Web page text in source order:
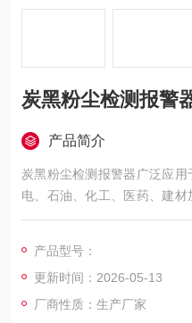
炭黑粉尘检测报警
产品简介
炭黑粉尘检测报警器广泛应
电、石油、化工、医药、建材
装等行业。典型用途包括布
煤气管道粉尘浓度进行在线
量监测。
产品型号：
更新时间：2026-05-13
厂商性质：生产厂家